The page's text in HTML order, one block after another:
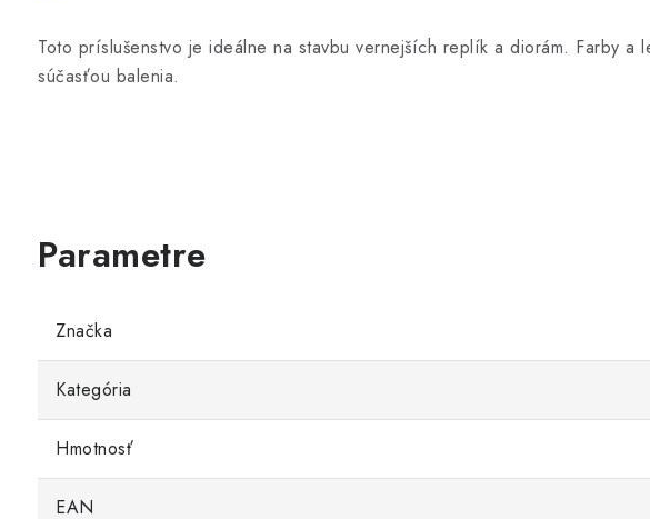
Toto príslušenstvo je ideálne na stavbu vernejších replík a diorám. Farby a
súčasťou balenia.
Značka
Kategória
Hmotnosť
EAN